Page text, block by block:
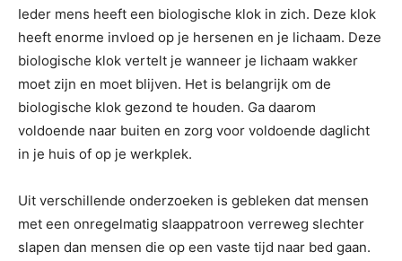
Ieder mens heeft een biologische klok in zich. Deze klok
heeft enorme invloed op je hersenen en je lichaam. Deze
biologische klok vertelt je wanneer je lichaam wakker
moet zijn en moet blijven. Het is belangrijk om de
biologische klok gezond te houden. Ga daarom
voldoende naar buiten en zorg voor voldoende daglicht
in je huis of op je werkplek.
Uit verschillende onderzoeken is gebleken dat mensen
met een onregelmatig slaappatroon verreweg slechter
slapen dan mensen die op een vaste tijd naar bed gaan.